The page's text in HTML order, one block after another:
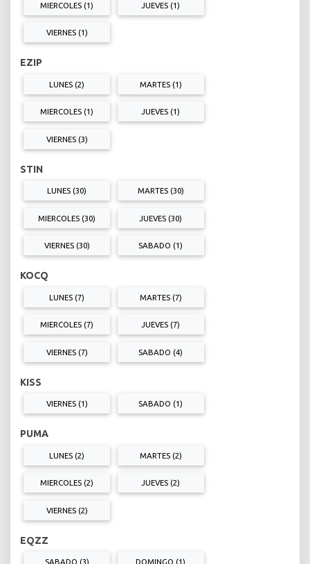
MIERCOLES (1) JUEVES (1)
VIERNES (1)
EZIP
LUNES (2) MARTES (1)
MIERCOLES (1) JUEVES (1)
VIERNES (3)
STIN
LUNES (30) MARTES (30)
MIERCOLES (30) JUEVES (30)
VIERNES (30) SABADO (1)
KOCQ
LUNES (7) MARTES (7)
MIERCOLES (7) JUEVES (7)
VIERNES (7) SABADO (4)
KISS
VIERNES (1) SABADO (1)
PUMA
LUNES (2) MARTES (2)
MIERCOLES (2) JUEVES (2)
VIERNES (2)
EQZZ
SABADO (3) DOMINGO (1)